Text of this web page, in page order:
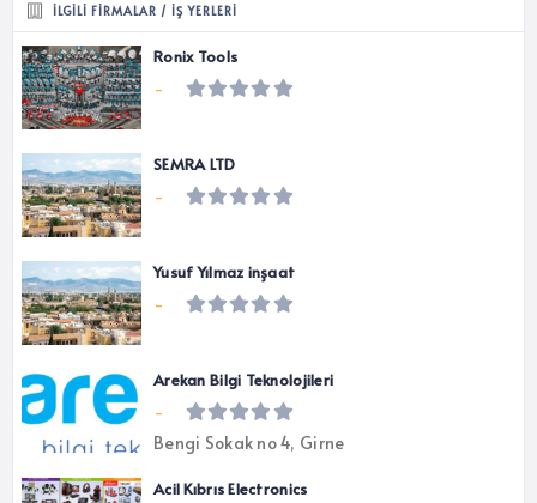
İLGILI FIRMALAR / İŞ YERLERI
Ronix Tools
-
SEMRA LTD
-
Yusuf Yılmaz inşaat
-
Arekan Bilgi Teknolojileri
-
Bengi Sokak no 4, Girne
Acil Kıbrıs Electronics